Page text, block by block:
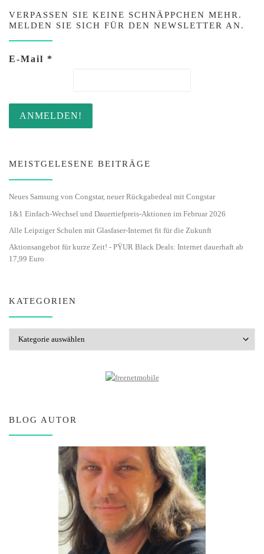
VERPASSEN SIE KEINE SCHNÄPPCHEN MEHR.
MELDEN SIE SICH FÜR DEN NEWSLETTER AN.
E-Mail *
MEISTGELESENE BEITRÄGE
Neues Samsung von Congstar, neuer Rückgabedeal mit Congstar
1&1 Einfach-Wechsel und Dauertiefpreis-Aktionen im Februar 2026
Alle Leipziger Schulen mit Glasfaser-Internet fit für die Zukunft
Aktionsangebot für kurze Zeit! - PŸUR Black Deals: Internet dauerhaft ab
17,99 Euro
KATEGORIEN
BLOG AUTOR